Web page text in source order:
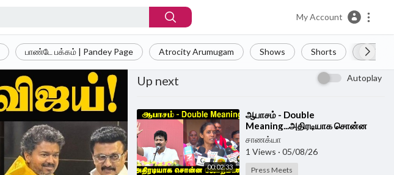
My Account
பாண்டே பக்கம் | Pandey Page Atrocity Arumugam Shows Shorts LIVE
Up next Autoplay
00:02:33
⁣ஆபாசம் - Double
Meaning...அதிரடியாக சொன்ன
Jothimani | Congress |
Udhayanidhi Arrest
சாணக்யா
1 Views · 05/08/26
Press Meets